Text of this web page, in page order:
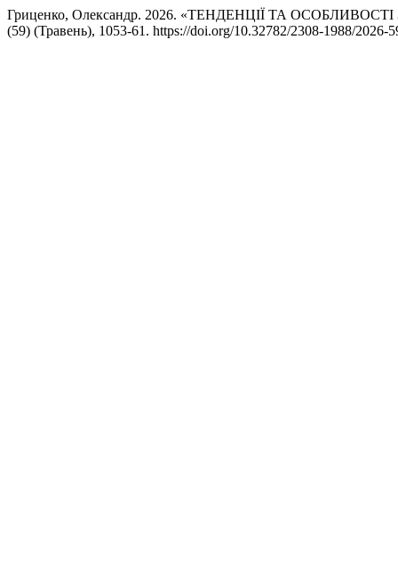
Гриценко, Олександр. 2026. «ТЕНДЕНЦІЇ ТА
(59) (Травень), 1053-61. https://doi.org/10.32782/2308-1988/2026-